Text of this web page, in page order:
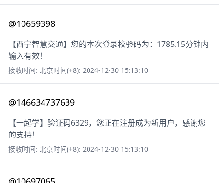
@10659398
【西宁智慧交通】您的本次登录校验码为：1785,15分钟内
输入有效！
接收时间: 北京时间(+8): 2024-12-30 15:13:10
@146634737639
【一起学】验证码6329，您正在注册成为新用户，感谢您
的支持！
接收时间: 北京时间(+8): 2024-12-30 15:13:10